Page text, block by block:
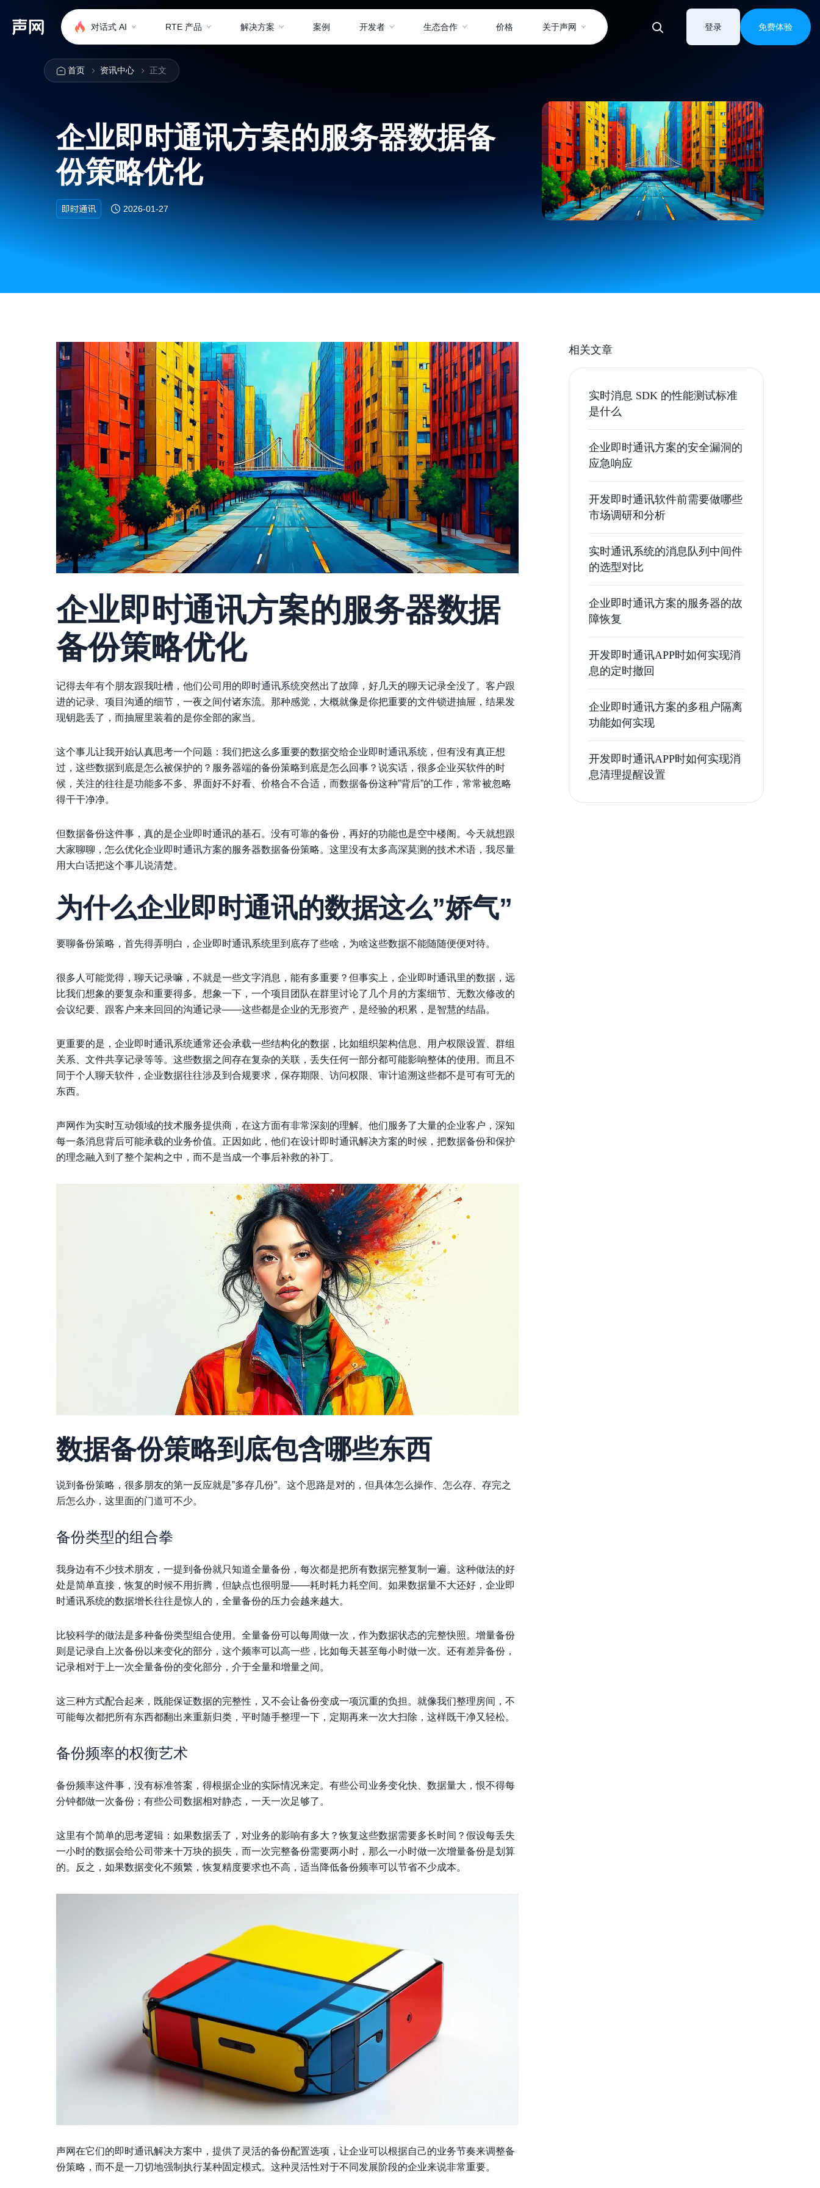
对话式 AI RTE 产品 解决方案 案例 开发者 生态合作 价格 关于声网 登录 免费体验
首页 资讯中心 正文
企业即时通讯方案的服务器数据备
份策略优化
即时通讯 2026-01-27
企业即时通讯方案的服务器数据
备份策略优化
记得去年有个朋友跟我吐槽，他们公司用的即时通讯系统突然出了故障，好几天的聊天记录全没了。客户跟
进的记录、项目沟通的细节，一夜之间付诸东流。那种感觉，大概就像是你把重要的文件锁进抽屉，结果发
现钥匙丢了，而抽屉里装着的是你全部的家当。
这个事儿让我开始认真思考一个问题：我们把这么多重要的数据交给企业即时通讯系统 ，但有没有真正想
过，这些数据到底是怎么被保护的？服务器端的备份策略到底是怎么回事？说实话，很多企业买软件的时
候，关注的往往是功能多不多、界面好不好看、价格合不合适，而数据备份这种”背后”的工作，常常被忽略
得干干净净。
但数据备份这件事，真的是企业即时通讯的基石。没有可靠的备份，再好的功能也是空中楼阁。今天就想跟
大家聊聊，怎么优化企业即时通讯方案的服务器数据备份策略。这里没有太多高深莫测的技术术语，我尽量
用大白话把这个事儿说清楚。
为什么企业即时通讯的数据这么”娇气”
要聊备份策略，首先得弄明白，企业即时通讯系统里到底存了些啥，为啥这些数据不能随随便便对待。
很多人可能觉得，聊天记录嘛，不就是一些文字消息，能有多重要？但事实上，企业即时通讯里的数据，远
比我们想象的要复杂和重要得多。想象一下，一个项目团队在群里讨论了几个月的方案细节、无数次修改的
会议纪要、跟客户来来回回的沟通记录——这些都是企业的无形资产，是经验的积累，是智慧的结晶。
更重要的是，企业即时通讯系统通常还会承载一些结构化的数据，比如组织架构信息、用户权限设置、群组
关系、文件共享记录等等。这些数据之间存在复杂的关联，丢失任何一部分都可能影响整体的使用。而且不
同于个人聊天软件，企业数据往往涉及到合规要求，保存期限、访问权限、审计追溯这些都不是可有可无的
东西。
声网作为实时互动领域的技术服务提供商，在这方面有非常深刻的理解。他们服务了大量的企业客户，深知
每一条消息背后可能承载的业务价值。正因如此，他们在设计即时通讯解决方案的时候，把数据备份和保护
的理念融入到了整个架构之中，而不是当成一个事后补救的补丁。
数据备份策略到底包含哪些东西
说到备份策略，很多朋友的第一反应就是”多存几份”。这个思路是对的，但具体怎么操作、怎么存、存完之
后怎么办，这里面的门道可不少。
备份类型的组合拳
我身边有不少技术朋友，一提到备份就只知道全量备份，每次都是把所有数据完整复制一遍。这种做法的好
处是简单直接，恢复的时候不用折腾，但缺点也很明显——耗时耗力耗空间。如果数据量不大还好，企业即
时通讯系统的数据增长往往是惊人的，全量备份的压力会越来越大。
比较科学的做法是多种备份类型组合使用。全量备份可以每周做一次，作为数据状态的完整快照。增量备份
则是记录自上次备份以来变化的部分，这个频率可以高一些，比如每天甚至每小时做一次。还有差异备份，
记录相对于上一次全量备份的变化部分，介于全量和增量之间。
这三种方式配合起来，既能保证数据的完整性，又不会让备份变成一项沉重的负担。就像我们整理房间，不
可能每次都把所有东西都翻出来重新归类，平时随手整理一下，定期再来一次大扫除，这样既干净又轻松。
备份频率的权衡艺术
备份频率这件事，没有标准答案，得根据企业的实际情况来定。有些公司业务变化快、数据量大，恨不得每
分钟都做一次备份；有些公司数据相对静态，一天一次足够了。
这里有个简单的思考逻辑：如果数据丢了，对业务的影响有多大？恢复这些数据需要多长时间？假设每丢失
一小时的数据会给公司带来十万块的损失，而一次完整备份需要两小时，那么一小时做一次增量备份是划算
的。反之，如果数据变化不频繁，恢复精度要求也不高，适当降低备份频率可以节省不少成本。
声网在它们的即时通讯解决方案中，提供了灵活的备份配置选项，让企业可以根据自己的业务节奏来调整备
份策略，而不是一刀切地强制执行某种固定模式。这种灵活性对于不同发展阶段的企业来说非常重要。
相关文章
实时消息 SDK 的性能测试标准
是什么
企业即时通讯方案的安全漏洞的
应急响应
开发即时通讯软件前需要做哪些
市场调研和分析
实时通讯系统的消息队列中间件
的选型对比
企业即时通讯方案的服务器的故
障恢复
开发即时通讯APP时如何实现消
息的定时撤回
企业即时通讯方案的多租户隔离
功能如何实现
开发即时通讯APP时如何实现消
息清理提醒设置